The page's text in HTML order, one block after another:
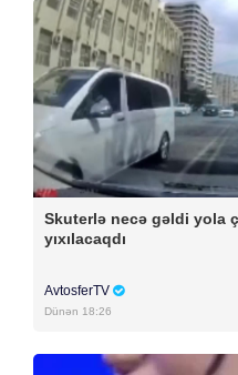
Skuterlə necə gəldi yola
yıxılacaqdı
AvtosferTV
Dünən 18:26